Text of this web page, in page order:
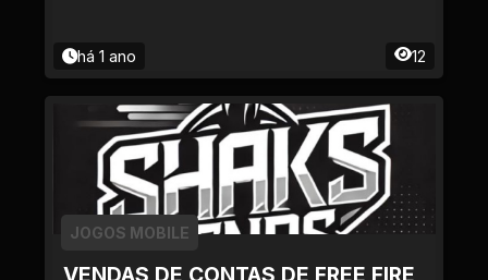
há 1 ano 12
VENDAS DE CONTAS DE FREE FIRE
JOGOS MOBILE